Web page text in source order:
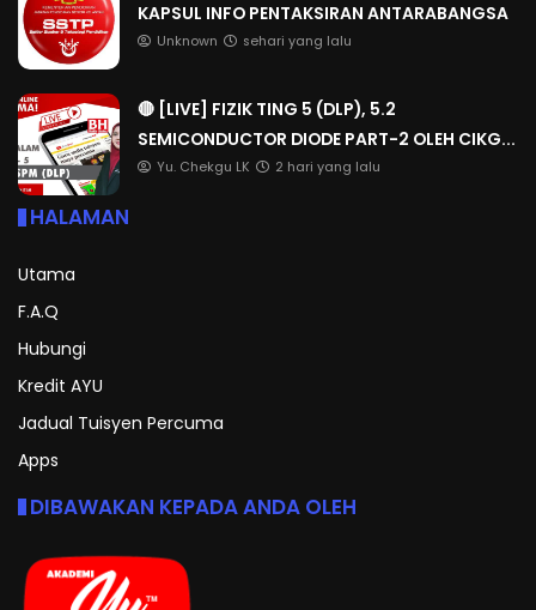
KAPSUL INFO PENTAKSIRAN ANTARABANGSA
Unknown sehari yang lalu
🔴 [LIVE] FIZIK TING 5 (DLP), 5.2
SEMICONDUCTOR DIODE PART-2 OLEH CIKG...
Yu. Chekgu LK 2 hari yang lalu
HALAMAN
Utama
F.A.Q
Hubungi
Kredit AYU
Jadual Tuisyen Percuma
Apps
DIBAWAKAN KEPADA ANDA OLEH